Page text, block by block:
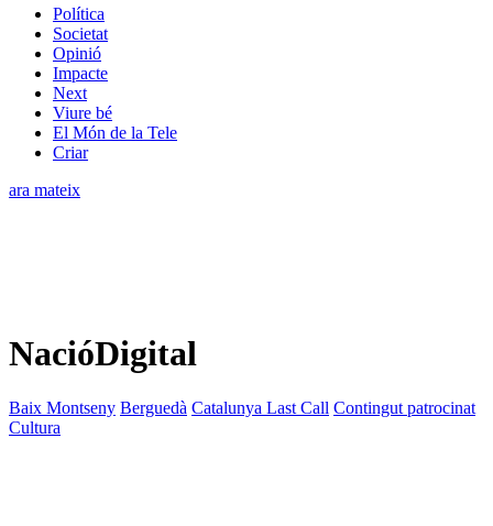
Política
Societat
Opinió
Impacte
Next
Viure bé
El Món de la Tele
Criar
ara mateix
NacióDigital
Baix Montseny Berguedà Catalunya Last Call Contingut patrocinat
Cultura